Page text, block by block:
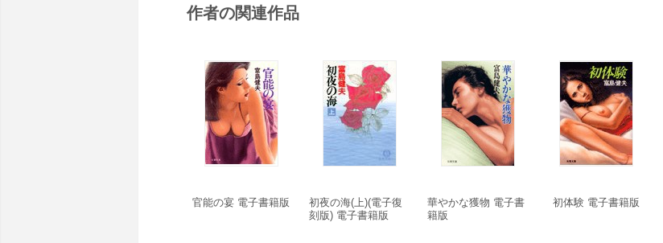
作者の関連作品
官能の宴 電子書籍版
初夜の海(上)(電子復
刻版) 電子書籍版
華やかな獲物 電子書
籍版
初体験 電子書籍版